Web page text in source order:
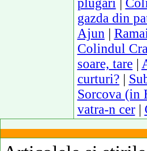
plugari |
gazda din
Ajun |
Colindul
soare, tare |
curturi? |
Sorcova (in
vatra-n cer|